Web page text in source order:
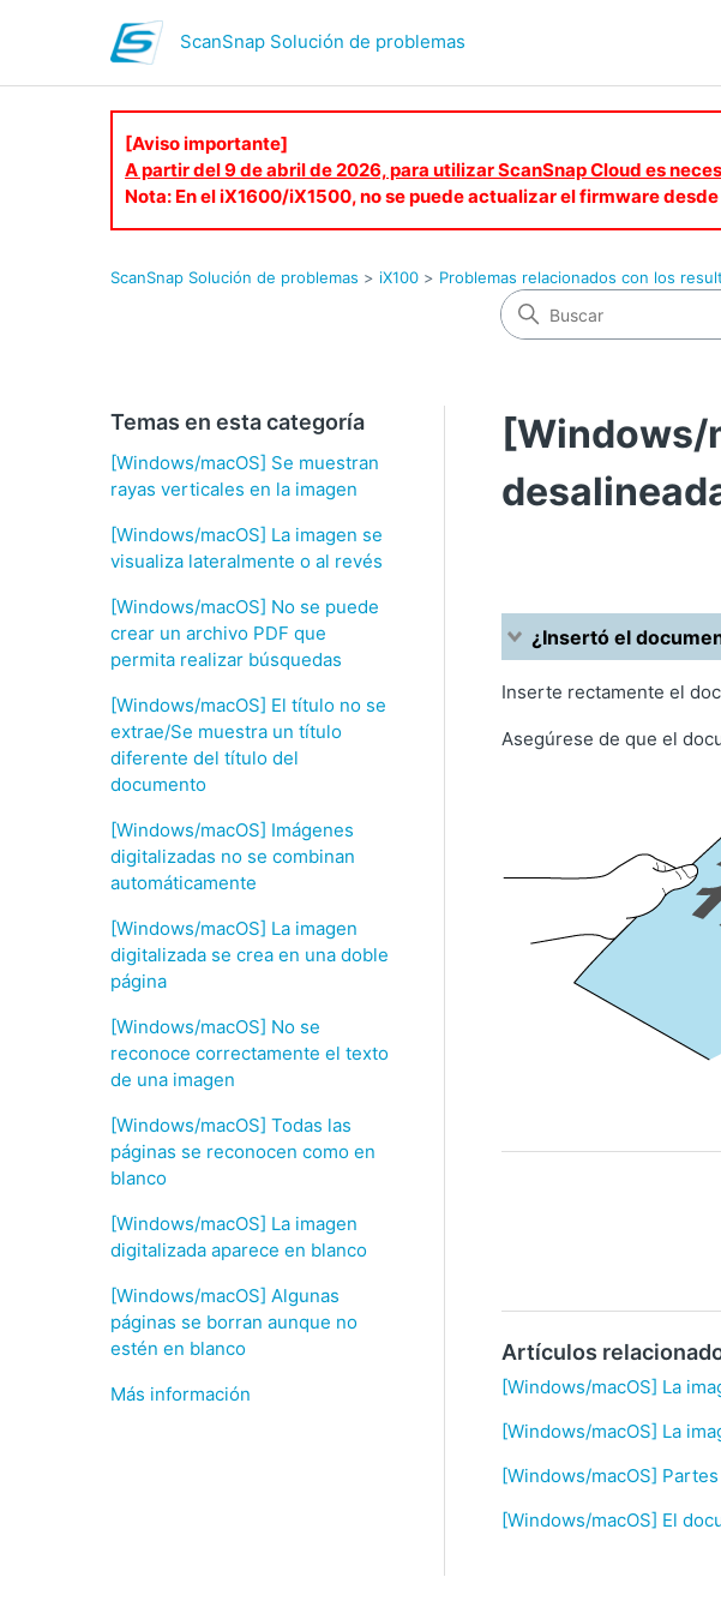
ScanSnap Solución de problemas
[Aviso importante]
A partir del 9 de abril de 2026, para utilizar ScanSnap Cloud es
Nota: En el iX1600/iX1500, no se puede actualizar el firmware
ScanSnap Solución de problemas iX100 Problemas relacionados con los
Temas en esta categoría
[Windows/macOS] Se muestran
rayas verticales en la imagen
[Windows/macOS] La imagen se
visualiza lateralmente o al revés
[Windows/macOS] No se puede
crear un archivo PDF que
permita realizar búsquedas
[Windows/macOS] El título no se
extrae/Se muestra un título
diferente del título del
documento
[Windows/macOS] Imágenes
digitalizadas no se combinan
automáticamente
[Windows/macOS] La imagen
digitalizada se crea en una doble
página
[Windows/macOS] No se
reconoce correctamente el texto
de una imagen
[Windows/macOS] Todas las
páginas se reconocen como en
blanco
[Windows/macOS] La imagen
digitalizada aparece en blanco
[Windows/macOS] Algunas
páginas se borran aunque no
estén en blanco
Más información
[Windows/
¿Insertó el
Inserte rectamente el
Asegúrese de que el
Artículos
[Windows/macOS] La
[Windows/macOS] La
[Windows/macOS]
[Windows/macOS] El